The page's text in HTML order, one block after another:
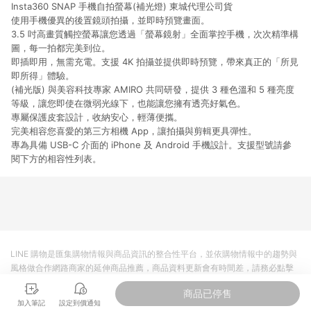
提供簡單、快速、輕鬆的購物流程及體驗，將不定期推出精選、
話題性或期間限定商品來滿足您的喜好。
Insta360 SNAP 手機自拍螢幕(補光燈) 東城代理公司貨
使用手機優異的後置鏡頭拍攝，並即時預覽畫面。
3.5 吋高畫質觸控螢幕讓您透過「螢幕鏡射」全面掌控手機，次次精準構
圖，每一拍都完美到位。
即插即用，無需充電。支援 4K 拍攝並提供即時預覽，帶來真正的「所見
即所得」體驗。
(補光版) 與美容科技專家 AMIRO 共同研發，提供 3 種色溫和 5 種亮度
等級，讓您即使在微弱光線下，也能讓您擁有透亮好氣色。
專屬保護皮套設計，收納安心，輕薄便攜。
完美相容您喜愛的第三方相機 App，讓拍攝與剪輯更具彈性。
專為具備 USB-C 介面的 iPhone 及 Android 手機設計。支援型號請參
閱下方的相容性列表。
加入筆記 設定到價通知
商品已停售
LINE 購物是匯集購物情報與商品資訊的整合性平台，並依購物情報中的趨勢與
風格做合作網路商家的延伸商品推薦，商品資料更新會有時間差，請務必點擊
商品至各合作網路商家，確認現售價與購物條件，一切資訊以合作廠商網頁為
準。